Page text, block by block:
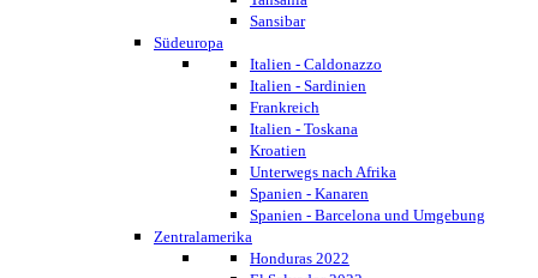
Sansibar
Südeuropa
Italien - Caldonazzo
Italien - Sardinien
Frankreich
Italien - Toskana
Kroatien
Unterwegs nach Afrika
Spanien - Kanaren
Spanien - Barcelona und Umgebung
Zentralamerika
Honduras 2022